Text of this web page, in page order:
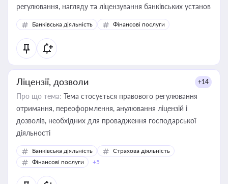
регулювання, нагляду та ліцензування банківських установ
Банківська діяльність Фінансові послуги
Ліцензії, дозволи +14
Про що тема: Тема стосується правового регулювання
отримання, переоформлення, анулювання ліцензій і
дозволів, необхідних для провадження господарської
діяльності
Банківська діяльність
Страхова діяльність
Фінансові послуги
+5